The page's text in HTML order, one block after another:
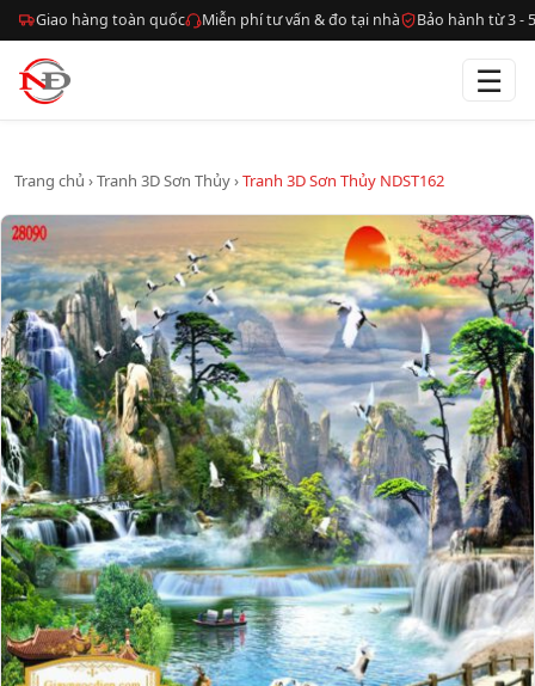
Giao hàng toàn quốc Miễn phí tư vấn & đo tại nhà Bảo hành từ 3 -
☰
Trang chủ ›Tranh 3D Sơn Thủy›Tranh 3D Sơn Thủy NDST162